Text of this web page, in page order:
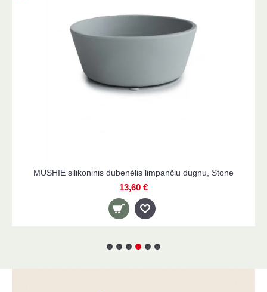
MUSHIE silikoninis dubenėlis limpančiu dugnu, Stone
13,60 €